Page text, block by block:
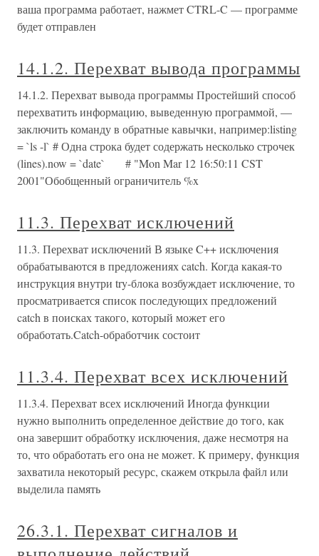
ваша программа работает, нажмет CTRL-C — программе
будет отправлен
14.1.2. Перехват вывода программы
14.1.2. Перехват вывода программы Простейший способ
перехватить информацию, выведенную программой, —
заключить команду в обратные кавычки, например:listing
= `ls -l` # Одна строка будет содержать несколько строчек
(lines).now = `date` # "Mon Mar 12 16:50:11 CST
2001"Обобщенный ограничитель %x
11.3. Перехват исключений
11.3. Перехват исключений В языке C++ исключения
обрабатываются в предложениях catch. Когда какая-то
инструкция внутри try-блока возбуждает исключение, то
просматривается список последующих предложений
catch в поисках такого, который может его
обработать.Catch-обработчик состоит
11.3.4. Перехват всех исключений
11.3.4. Перехват всех исключений Иногда функции
нужно выполнить определенное действие до того, как
она завершит обработку исключения, даже несмотря на
то, что обработать его она не может. К примеру, функция
захватила некоторый ресурс, скажем открыла файл или
выделила память
26.3.1. Перехват сигналов и